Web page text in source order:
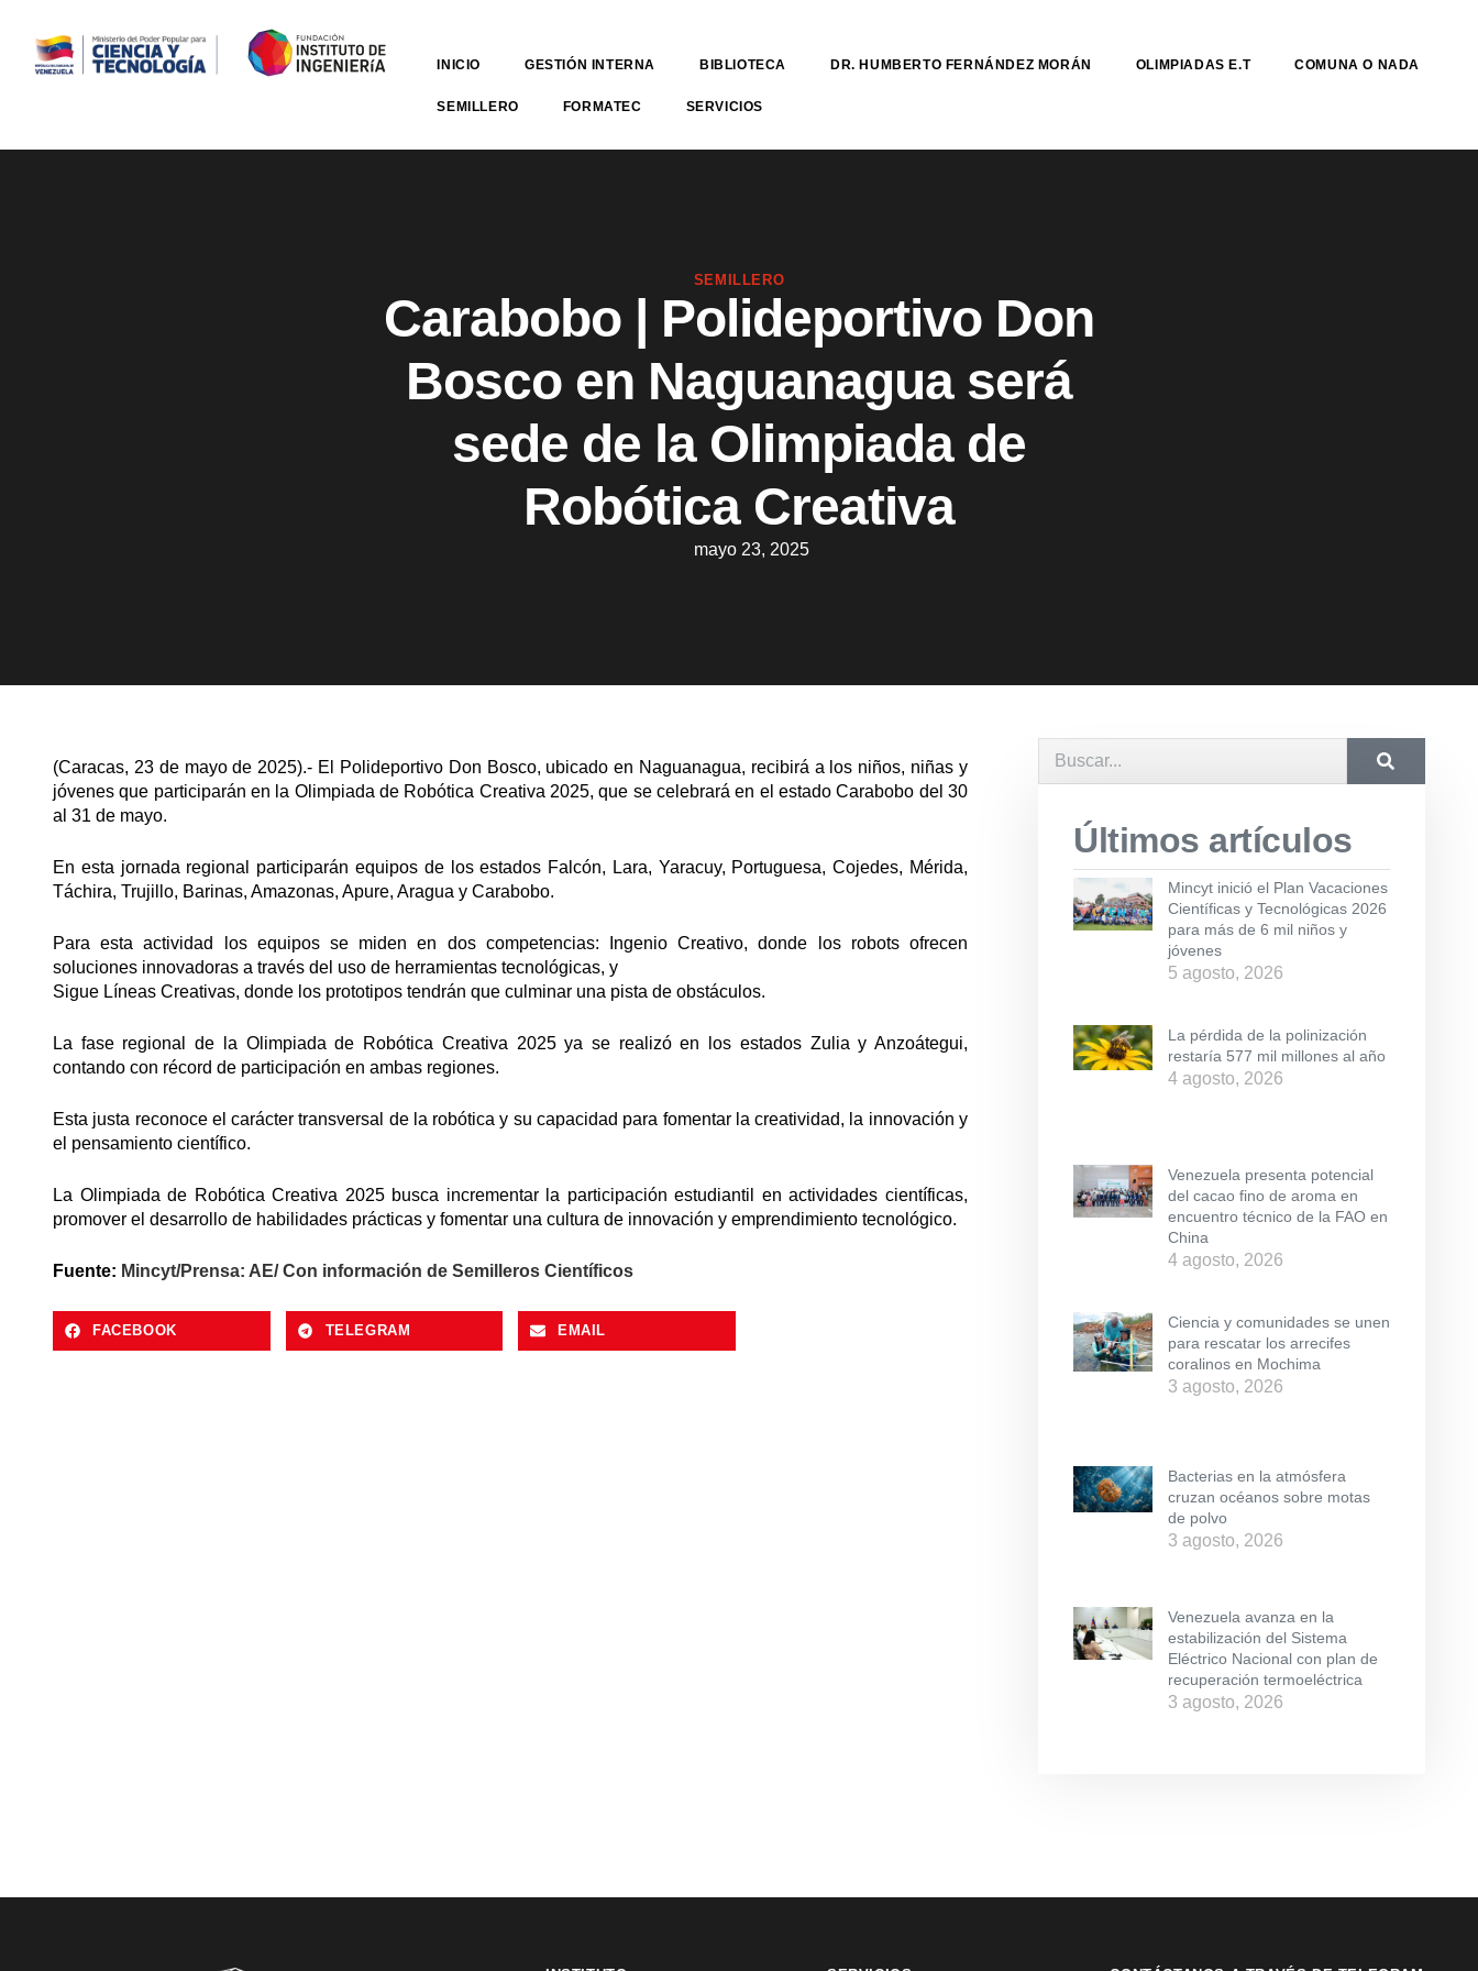
INICIO GESTIÓN INTERNA BIBLIOTECA DR. HUMBERTO FERNÁNDEZ MORÁN OLIMPIADAS E.T COMUNA O NADA
SEMILLERO FORMATEC SERVICIOS
SEMILLERO
Carabobo | Polideportivo Don
Bosco en Naguanagua será
sede de la Olimpiada de
Robótica Creativa
mayo 23, 2025
(Caracas, 23 de mayo de 2025).- El Polideportivo Don Bosco, ubicado en Naguanagua, recibirá a los niños, niñas y
jóvenes que participarán en la Olimpiada de Robótica Creativa 2025, que se celebrará en el estado Carabobo del 30
al 31 de mayo.
En esta jornada regional participarán equipos de los estados Falcón, Lara, Yaracuy, Portuguesa, Cojedes, Mérida,
Táchira, Trujillo, Barinas, Amazonas, Apure, Aragua y Carabobo.
Para esta actividad los equipos se miden en dos competencias: Ingenio Creativo, donde los robots ofrecen
soluciones innovadoras a través del uso de herramientas tecnológicas, y
Sigue Líneas Creativas, donde los prototipos tendrán que culminar una pista de obstáculos.
La fase regional de la Olimpiada de Robótica Creativa 2025 ya se realizó en los estados Zulia y Anzoátegui,
contando con récord de participación en ambas regiones.
Esta justa reconoce el carácter transversal de la robótica y su capacidad para fomentar la creatividad, la innovación y
el pensamiento científico.
La Olimpiada de Robótica Creativa 2025 busca incrementar la participación estudiantil en actividades científicas,
promover el desarrollo de habilidades prácticas y fomentar una cultura de innovación y emprendimiento tecnológico.
Fuente: Mincyt/Prensa: AE/ Con información de Semilleros Científicos
FACEBOOK TELEGRAM EMAIL
Últimos artículos
Mincyt inició el Plan Vacaciones
Científicas y Tecnológicas 2026
para más de 6 mil niños y
jóvenes
5 agosto, 2026
La pérdida de la polinización
restaría 577 mil millones al año
4 agosto, 2026
Venezuela presenta potencial
del cacao fino de aroma en
encuentro técnico de la FAO en
China
4 agosto, 2026
Ciencia y comunidades se unen
para rescatar los arrecifes
coralinos en Mochima
3 agosto, 2026
Bacterias en la atmósfera
cruzan océanos sobre motas
de polvo
3 agosto, 2026
Venezuela avanza en la
estabilización del Sistema
Eléctrico Nacional con plan de
recuperación termoeléctrica
3 agosto, 2026